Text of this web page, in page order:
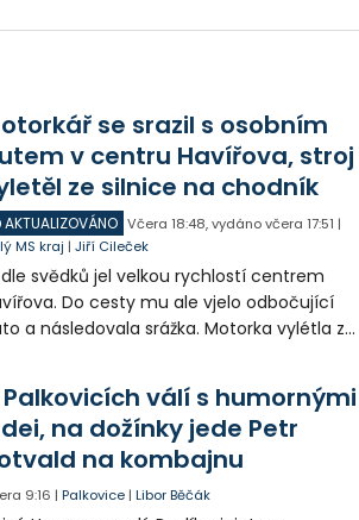
ještě většího komfortu pro stávající
se srazil s osobním
v centru Havířova, stroj
ze silnice na chodník
AKTUALIZOVÁNO Včera 18:48,vydáno včera 17:51 |
MS kraj |Jiří Cileček
svědků jel velkou rychlostí centrem
Do cesty mu ale vjelo odbočující
a následovala srážka. Motorka vylétla ze
a byl letecky přepraven do
Palkovicích válí s humornými
na dožínky jede Petr
na kombajnu
9:16 |Palkovice |Libor Běčák